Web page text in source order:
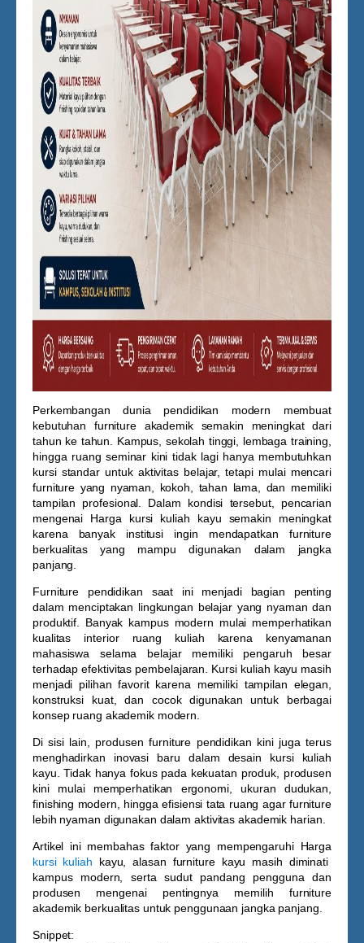
Perkembangan dunia pendidikan modern membuat
kebutuhan furniture akademik semakin meningkat dari
tahun ke tahun. Kampus, sekolah tinggi, lembaga training,
hingga ruang seminar kini tidak lagi hanya membutuhkan
kursi standar untuk aktivitas belajar, tetapi mulai mencari
furniture yang nyaman, kokoh, tahan lama, dan memiliki
tampilan profesional. Dalam kondisi tersebut, pencarian
mengenai Harga kursi kuliah kayu semakin meningkat
karena banyak institusi ingin mendapatkan furniture
berkualitas yang mampu digunakan dalam jangka
panjang.
Furniture pendidikan saat ini menjadi bagian penting
dalam menciptakan lingkungan belajar yang nyaman dan
produktif. Banyak kampus modern mulai memperhatikan
kualitas interior ruang kuliah karena kenyamanan
mahasiswa selama belajar memiliki pengaruh besar
terhadap efektivitas pembelajaran. Kursi kuliah kayu masih
menjadi pilihan favorit karena memiliki tampilan elegan,
konstruksi kuat, dan cocok digunakan untuk berbagai
konsep ruang akademik modern.
Di sisi lain, produsen furniture pendidikan kini juga terus
menghadirkan inovasi baru dalam desain kursi kuliah
kayu. Tidak hanya fokus pada kekuatan produk, produsen
kini mulai memperhatikan ergonomi, ukuran dudukan,
finishing modern, hingga efisiensi tata ruang agar furniture
lebih nyaman digunakan dalam aktivitas akademik harian.
Artikel ini membahas faktor yang mempengaruhi Harga
kursi kuliah kayu , alasan furniture kayu masih diminati
kampus modern, serta sudut pandang pengguna dan
produsen mengenai pentingnya memilih furniture
akademik berkualitas untuk penggunaan jangka panjang.
Snippet: